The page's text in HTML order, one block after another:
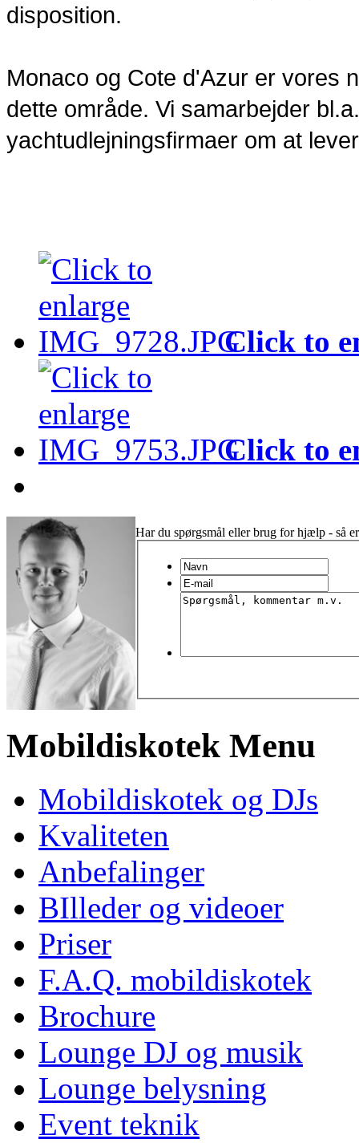
disposition.
Monaco og Cote d'Azur er vores
dette område. Vi samarbejder
yachtudlejningsfirmaer om at
Click to
Click to
Har du spørgsmål eller brug for hjælp - så
Mobildiskotek Menu
Mobildiskotek og DJs
Kvaliteten
Anbefalinger
BIlleder og videoer
Priser
F.A.Q. mobildiskotek
Brochure
Lounge DJ og musik
Lounge belysning
Event teknik